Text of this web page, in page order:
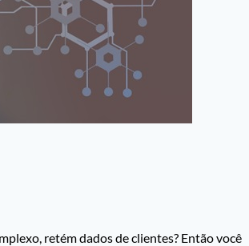
retém dados de clientes? Então você